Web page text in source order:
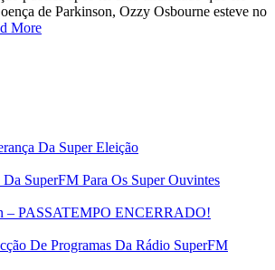
de Parkinson, Ozzy Osbourne esteve no
More
Da Super Eleição
SuperFM Para Os Super Ouvintes
– PASSATEMPO ENCERRADO!
De Programas Da Rádio SuperFM